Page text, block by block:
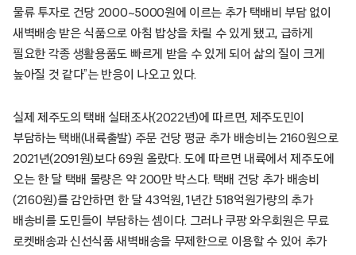
물류 투자로 건당 2000~5000원에 이르는 추가 택배비 부담 없이
새벽배송 받은 식품으로 아침 밥상을 차릴 수 있게 됐고, 급하게
필요한 각종 생활용품도 빠르게 받을 수 있게 되어 삶의 질이 크게
높아질 것 같다”는 반응이 나오고 있다.
실제 제주도의 택배 실태조사(2022년)에 따르면, 제주도민이
부담하는 택배(내륙출발) 주문 건당 평균 추가 배송비는 2160원으로
2021년(2091원)보다 69원 올랐다. 도에 따르면 내륙에서 제주도에
오는 한 달 택배 물량은 약 200만 박스다. 택배 건당 추가 배송비
(2160원)를 감안하면 한 달 43억원, 1년간 518억원가량의 추가
배송비를 도민들이 부담하는 셈이다. 그러나 쿠팡 와우회원은 무료
로켓배송과 신선식품 새벽배송을 무제한으로 이용할 수 있어 추가